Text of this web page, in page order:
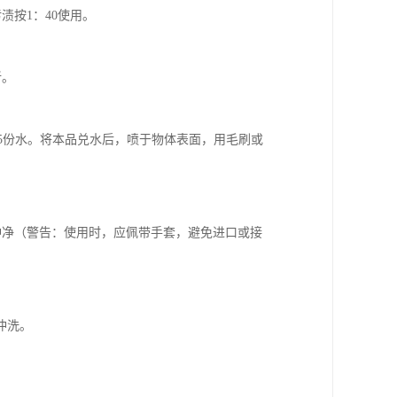
按1：40使用。
水。将本品兑水后，喷于物体表面，用毛刷或
（警告：使用时，应佩带手套，避免进口或接
。